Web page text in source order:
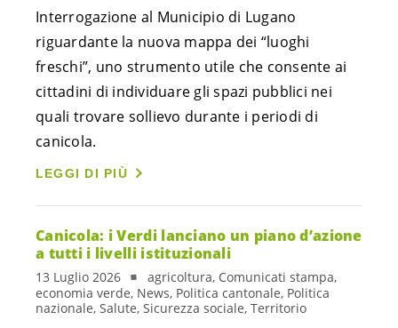
Interrogazione al Municipio di Lugano
riguardante la nuova mappa dei “luoghi
freschi”, uno strumento utile che consente ai
cittadini di individuare gli spazi pubblici nei
quali trovare sollievo durante i periodi di
canicola.
LEGGI DI PIÙ
Canicola: i Verdi lanciano un piano d’azione
a tutti i livelli istituzionali
13 Luglio 2026
agricoltura, Comunicati stampa,
economia verde, News, Politica cantonale, Politica
nazionale, Salute, Sicurezza sociale, Territorio